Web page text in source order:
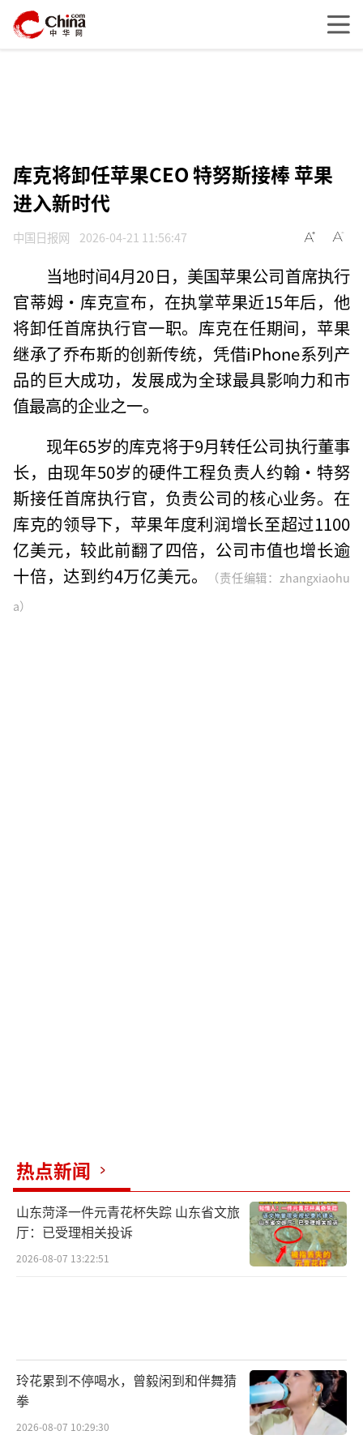
库克将卸任苹果CEO 特努斯接棒 苹果
进入新时代
中国日报网 2026-04-21 11:56:47
当地时间4月20日，美国苹果公司首席执行
官蒂姆·库克宣布，在执掌苹果近15年后，他
将卸任首席执行官一职。库克在任期间，苹果
继承了乔布斯的创新传统，凭借iPhone系列产
品的巨大成功，发展成为全球最具影响力和市
值最高的企业之一。
现年65岁的库克将于9月转任公司执行董事
长，由现年50岁的硬件工程负责人约翰·特努
斯接任首席执行官，负责公司的核心业务。在
库克的领导下，苹果年度利润增长至超过1100
亿美元，较此前翻了四倍，公司市值也增长逾
十倍，达到约4万亿美元。
（责任编辑：zhangxiaohu
a）
热点新闻
山东菏泽一件元青花杯失踪 山东省文旅
厅：已受理相关投诉
2026-08-07 13:22:51
玲花累到不停喝水，曾毅闲到和伴舞猜
拳
2026-08-07 10:29:30